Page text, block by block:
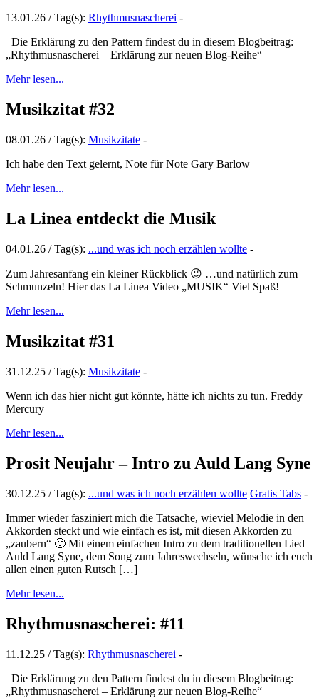
13.01.26 / Tag(s): Rhythmusnascherei -
Die Erklärung zu den Pattern findest du in diesem Blogbeitrag:
„Rhythmusnascherei – Erklärung zur neuen Blog-Reihe“
Mehr lesen...
Musikzitat #32
08.01.26 / Tag(s): Musikzitate -
Ich habe den Text gelernt, Note für Note Gary Barlow
Mehr lesen...
La Linea entdeckt die Musik
04.01.26 / Tag(s): ...und was ich noch erzählen wollte -
Zum Jahresanfang ein kleiner Rückblick 😉 …und natürlich zum
Schmunzeln! Hier das La Linea Video „MUSIK“ Viel Spaß!
Mehr lesen...
Musikzitat #31
31.12.25 / Tag(s): Musikzitate -
Wenn ich das hier nicht gut könnte, hätte ich nichts zu tun. Freddy
Mercury
Mehr lesen...
Prosit Neujahr – Intro zu Auld Lang Syne
30.12.25 / Tag(s): ...und was ich noch erzählen wollte Gratis Tabs -
Immer wieder fasziniert mich die Tatsache, wieviel Melodie in den
Akkorden steckt und wie einfach es ist, mit diesen Akkorden zu
„zaubern“ 🙂 Mit einem einfachen Intro zu dem traditionellen Lied
Auld Lang Syne, dem Song zum Jahreswechseln, wünsche ich euch
allen einen guten Rutsch […]
Mehr lesen...
Rhythmusnascherei: #11
11.12.25 / Tag(s): Rhythmusnascherei -
Die Erklärung zu den Pattern findest du in diesem Blogbeitrag:
„Rhythmusnascherei – Erklärung zur neuen Blog-Reihe“